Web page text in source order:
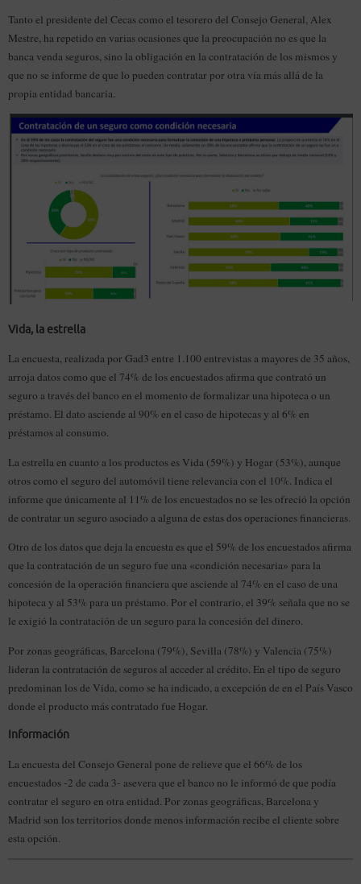
Tanto el presidente del Cecas como el tesorero del Consejo General, Alex
Mestre, ha repetido en varias ocasiones que la preocupación no es que la
banca venda seguros, sino la obligación en la contratación de los mismos y
que no se informe de que lo pueden contratar por otra vía más allá de la
propia entidad bancaria.
Vida, la estrella
La encuesta, realizada por Gad3 entre 1.100 entrevistas a mayores de 35 años,
arroja datos como que el 74% de los encuestados afirma que contrató un
seguro a través del banco en el momento de formalizar una hipoteca o un
préstamo. El dato asciende al 90% en el caso de hipotecas y al 6% en
préstamos al consumo.
La estrella en cuanto a los productos es Vida (59%) y Hogar (53%), aunque
otros como el seguro del automóvil tiene relevancia con el 10%. Indica el
informe que únicamente al 11% de los encuestados no se les ofreció la opción
de contratar un seguro asociado a alguna de estas dos operaciones financieras.
Otro de los datos que deja la encuesta es que el 59% de los encuestados afirma
que la contratación de un seguro fue una «condición necesaria» para la
concesión de la operación financiera que asciende al 74% en el caso de una
hipoteca y al 53% para un préstamo. Por el contrario, el 39% señala que no se
le exigió la contratación de un seguro para la concesión del dinero.
Por zonas geográficas, Barcelona (79%), Sevilla (78%) y Valencia (75%)
lideran la contratación de seguros al acceder al crédito. En el tipo de seguro
predominan los de Vida, como se ha indicado, a excepción de en el País Vasco
donde el producto más contratado fue Hogar.
Información
La encuesta del Consejo General pone de relieve que el 66% de los
encuestados -2 de cada 3- asevera que el banco no le informó de que podía
contratar el seguro en otra entidad. Por zonas geográficas, Barcelona y
Madrid son los territorios donde menos información recibe el cliente sobre
esta opción.